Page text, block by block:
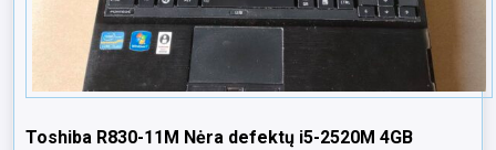
Toshiba R830-11M Nėra defektų i5-2520M 4GB